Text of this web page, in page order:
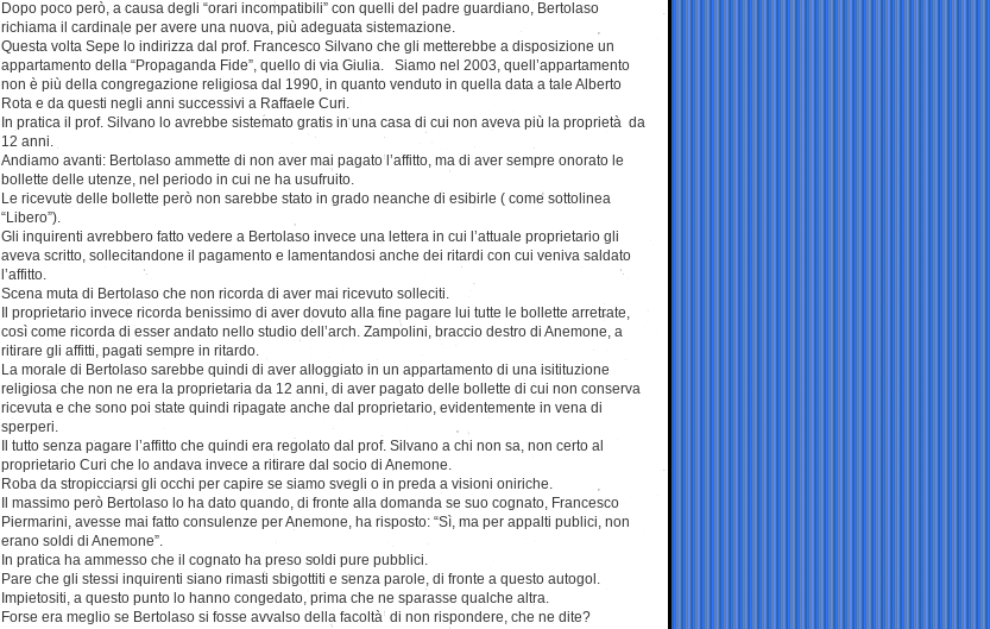
Dopo poco però, a causa degli “orari incompatibili” con quelli del padre guardiano, Bertolaso
richiama il cardinale per avere una nuova, più adeguata sistemazione.
Questa volta Sepe lo indirizza dal prof. Francesco Silvano che gli metterebbe a disposizione un
appartamento della “Propaganda Fide”, quello di via Giulia. Siamo nel 2003, quell’appartamento
non è più della congregazione religiosa dal 1990, in quanto venduto in quella data a tale Alberto
Rota e da questi negli anni successivi a Raffaele Curi.
In pratica il prof. Silvano lo avrebbe sistemato gratis in una casa di cui non aveva più la proprietà da
12 anni.
Andiamo avanti: Bertolaso ammette di non aver mai pagato l’affitto, ma di aver sempre onorato le
bollette delle utenze, nel periodo in cui ne ha usufruito.
Le ricevute delle bollette però non sarebbe stato in grado neanche di esibirle ( come sottolinea
“Libero”).
Gli inquirenti avrebbero fatto vedere a Bertolaso invece una lettera in cui l’attuale proprietario gli
aveva scritto, sollecitandone il pagamento e lamentandosi anche dei ritardi con cui veniva saldato
l’affitto.
Scena muta di Bertolaso che non ricorda di aver mai ricevuto solleciti.
Il proprietario invece ricorda benissimo di aver dovuto alla fine pagare lui tutte le bollette arretrate,
così come ricorda di esser andato nello studio dell’arch. Zampolini, braccio destro di Anemone, a
ritirare gli affitti, pagati sempre in ritardo.
La morale di Bertolaso sarebbe quindi di aver alloggiato in un appartamento di una isitituzione
religiosa che non ne era la proprietaria da 12 anni, di aver pagato delle bollette di cui non conserva
ricevuta e che sono poi state quindi ripagate anche dal proprietario, evidentemente in vena di
sperperi.
Il tutto senza pagare l’affitto che quindi era regolato dal prof. Silvano a chi non sa, non certo al
proprietario Curi che lo andava invece a ritirare dal socio di Anemone.
Roba da stropicciarsi gli occhi per capire se siamo svegli o in preda a visioni oniriche.
Il massimo però Bertolaso lo ha dato quando, di fronte alla domanda se suo cognato, Francesco
Piermarini, avesse mai fatto consulenze per Anemone, ha risposto: “Sì, ma per appalti publici, non
erano soldi di Anemone”.
In pratica ha ammesso che il cognato ha preso soldi pure pubblici.
Pare che gli stessi inquirenti siano rimasti sbigottiti e senza parole, di fronte a questo autogol.
Impietositi, a questo punto lo hanno congedato, prima che ne sparasse qualche altra.
Forse era meglio se Bertolaso si fosse avvalso della facoltà di non rispondere, che ne dite?